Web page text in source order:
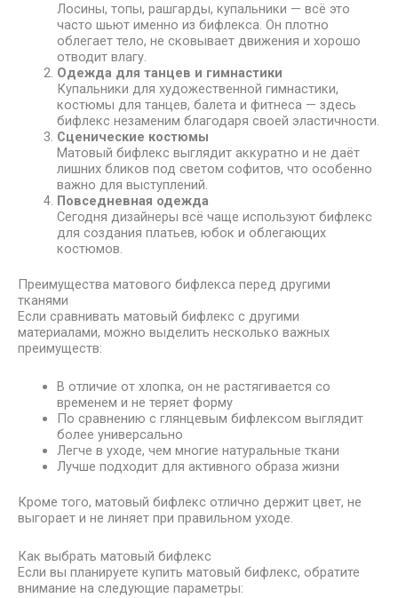
Лосины, топы, рашгарды, купальники — всё это
часто шьют именно из бифлекса. Он плотно
облегает тело, не сковывает движения и хорошо
отводит влагу.
Одежда для танцев и гимнастики
Купальники для художественной гимнастики,
костюмы для танцев, балета и фитнеса — здесь
бифлекс незаменим благодаря своей эластичности.
Сценические костюмы
Матовый бифлекс выглядит аккуратно и не даёт
лишних бликов под светом софитов, что особенно
важно для выступлений.
Повседневная одежда
Сегодня дизайнеры всё чаще используют бифлекс
для создания платьев, юбок и облегающих
костюмов.
Преимущества матового бифлекса перед другими
тканями
Если сравнивать матовый бифлекс с другими
материалами, можно выделить несколько важных
преимуществ:
В отличие от хлопка, он не растягивается со
временем и не теряет форму
По сравнению с глянцевым бифлексом выглядит
более универсально
Легче в уходе, чем многие натуральные ткани
Лучше подходит для активного образа жизни
Кроме того, матовый бифлекс отлично держит цвет, не
выгорает и не линяет при правильном уходе.
Как выбрать матовый бифлекс
Если вы планируете купить матовый бифлекс, обратите
внимание на следующие параметры: